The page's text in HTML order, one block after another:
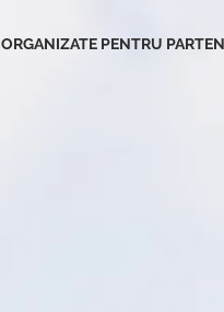
ORGANIZATE PENTRU